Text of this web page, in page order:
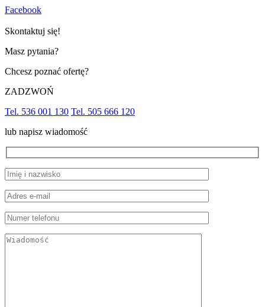
Facebook
Skontaktuj się!
Masz pytania?
Chcesz poznać ofertę?
ZADZWOŃ
Tel. 536 001 130 Tel. 505 666 120
lub napisz wiadomość